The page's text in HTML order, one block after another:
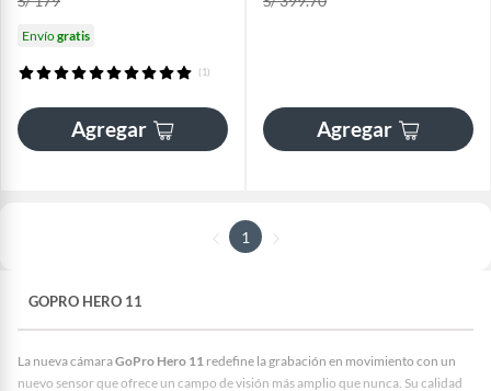
Envíogratis
(1)
Agregar Agregar
1
GOPRO HERO 11
La nueva cámaraGoPro Hero 11 redefine la grabación en movimiento con un
nuevo sensor que ofrece un campo de visión más amplio que nunca. Su calidad